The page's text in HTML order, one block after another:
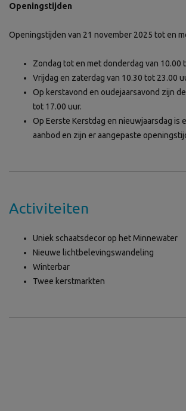
Openingstijden
Openingstijden van 21 november 2025 tot en
Zondag tot en met donderdag van 10.00
Vrijdag en zaterdag van 10.30 tot 23.00
Op kerstavond en oudejaarsavond zijn
tot 17.00 uur.
Op Eerste Kerstdag en nieuwjaarsdag is
aanbod en zijn er aangepaste
Activiteiten
Uniek schaatsdecor op het Minnewater
Nieuwe lichtbelevingswandeling
Winterbar
Twee kerstmarkten